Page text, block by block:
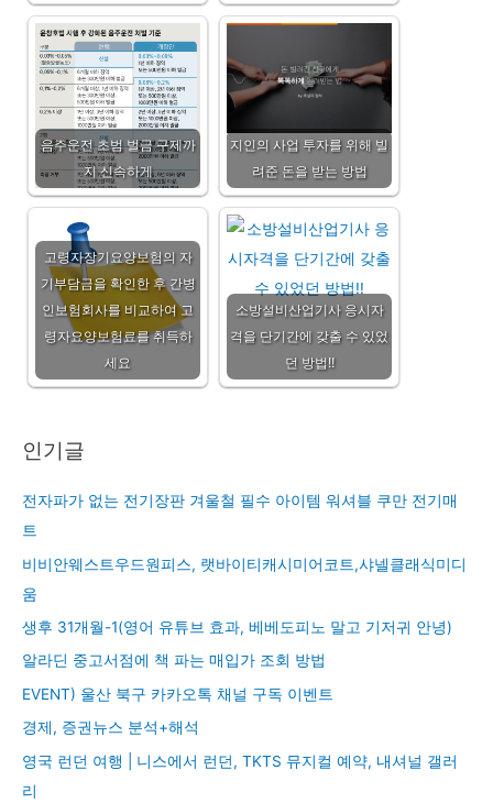
음주운전 초범 벌금 구제까
지 신속하게
지인의 사업 투자를 위해 빌
려준 돈을 받는 방법
고령자장기요양보험의 자
기부담금을 확인한 후 간병
인보험회사를 비교하여 고
령자요양보험료를 취득하
세요
소방설비산업기사 응시자
격을 단기간에 갖출 수 있었
던 방법!!
인기글
전자파가 없는 전기장판 겨울철 필수 아이템 워셔블 쿠만 전기매
트
비비안웨스트우드원피스, 랫바이티캐시미어코트,샤넬클래식미디
움
생후 31개월-1(영어 유튜브 효과, 베베도피노 말고 기저귀 안녕)
알라딘 중고서점에 책 파는 매입가 조회 방법
EVENT) 울산 북구 카카오톡 채널 구독 이벤트
경제, 증권뉴스 분석+해석
영국 런던 여행 | 니스에서 런던, TKTS 뮤지컬 예약, 내셔널 갤러
리